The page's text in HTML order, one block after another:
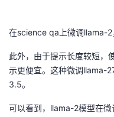
在science qa上微调llama-2
此外，由于提示长度较短，
示更便宜。这种微调llama-
3.5。
可以看到，llama-2模型在